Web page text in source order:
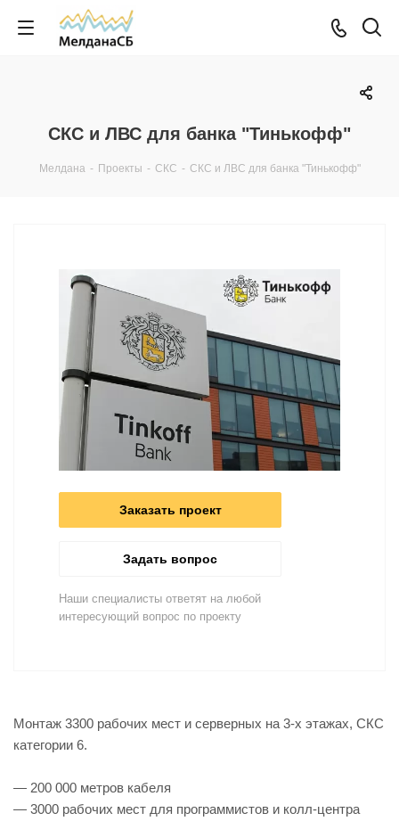
СКС и ЛВС для банка "Тинькофф"
Мелдана - Проекты - СКС - СКС и ЛВС для банка "Тинькофф"
Заказать проект
Задать вопрос
Наши специалисты ответят на любой
интересующий вопрос по проекту
Монтаж 3300 рабочих мест и серверных на 3-х этажах, СКС
категории 6.
— 200 000 метров кабеля
— 3000 рабочих мест для программистов и колл-центра